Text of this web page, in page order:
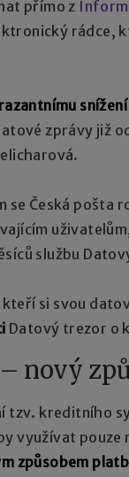
přímo z
rádce,
snížení
zprávy již
se Česká pošta
službu
kteří si svou
Datový trezor o
nový
tzv. kreditního
využívat pouze
způsobem